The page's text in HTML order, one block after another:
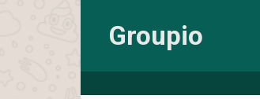
Groupio